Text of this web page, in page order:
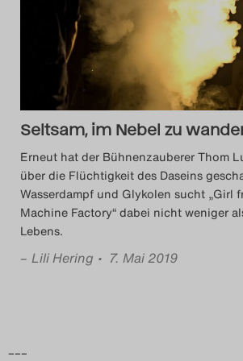
Das
2014
Das
2015
Das
2016
Das
Seltsam, im Nebel zu
Erneut hat der Bühnenzauberer Thom
über die Flüchtigkeit des Daseins
Wasserdampf und Glykolen sucht „Girl
Machine Factory“ dabei nicht weniger
Lebens.
– Lili Hering • 7. Mai 2019
–––